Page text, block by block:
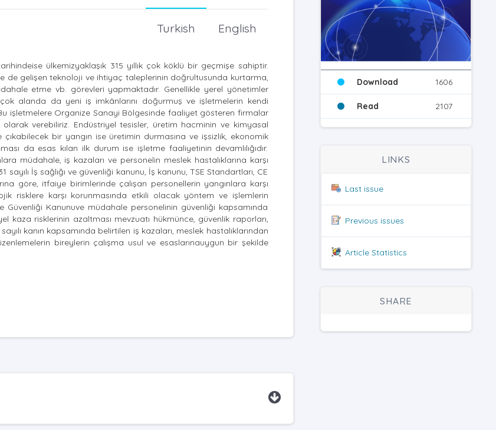
English
Turkish
ülkemizyaklaşık 315 yıllık çok köklü bir geçmişe sahiptir.
de gelişen teknoloji ve ihtiyaç taleplerinin doğrultusunda kurtarma,
etme vb. görevleri yapmaktadır. Genellikle yerel yönetimler
alanda da yeni iş imkânlarını doğurmuş ve işletmelerin kendi
işletmelere Organize Sanayi Bölgesinde faaliyet gösteren firmalar
verebiliriz. Endüstriyel tesisler, üretim hacminin ve kimyasal
bir yangın ise üretimin durmasına ve işsizlik, ekonomik
da esas kılan ilk durum ise işletme faaliyetinin devamlılığıdır.
müdahale, iş kazaları ve personelin meslek hastalıklarına karşı
İş sağlığı ve güvenliği kanunu, İş kanunu, TSE Standartları, CE
göre, itfaiye birimlerinde çalışan personellerin yangınlara karşı
risklere karşı korunmasında etkili olacak yöntem ve işlemlerin
Güvenliği Kanunuve müdahale personelinin güvenliği kapsamında
risklerinin azaltması mevzuatı hükmünce, güvenlik raporları,
kanın kapsamında belirtilen iş kazaları, meslek hastalıklarından
bireylerin çalışma usul ve esaslarınauygun bir şekilde
Download 1606
Read 2107
LINKS
Last issue
Previous issues
Article Statistics
SHARE